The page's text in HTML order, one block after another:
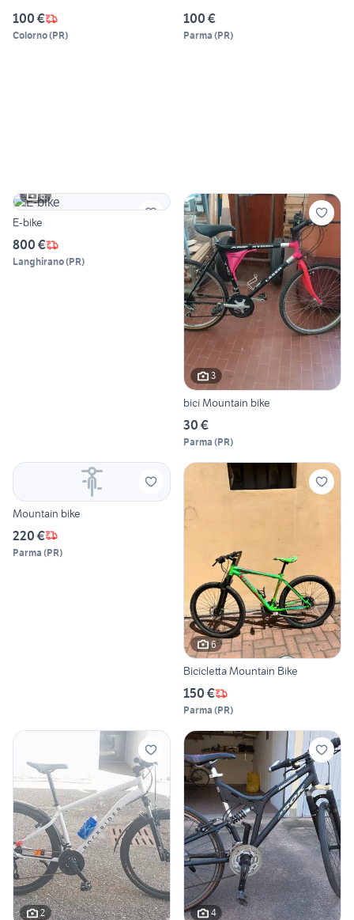
100 €
Colorno(PR)
100 €
Parma (PR)
6
E-bike
800 €
Langhirano(PR)
3
bici Mountain bike
30 €
Parma (PR)
Mountain bike
220 €
Parma (PR)
6
Bicicletta Mountain Bike
150 €
Parma (PR)
2 4